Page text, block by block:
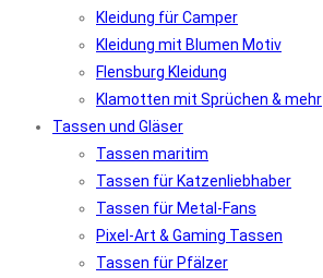
Kleidung für Camper
Kleidung mit Blumen Motiv
Flensburg Kleidung
Klamotten mit Sprüchen & mehr
Tassen und Gläser
Tassen maritim
Tassen für Katzenliebhaber
Tassen für Metal-Fans
Pixel-Art & Gaming Tassen
Tassen für Pfälzer